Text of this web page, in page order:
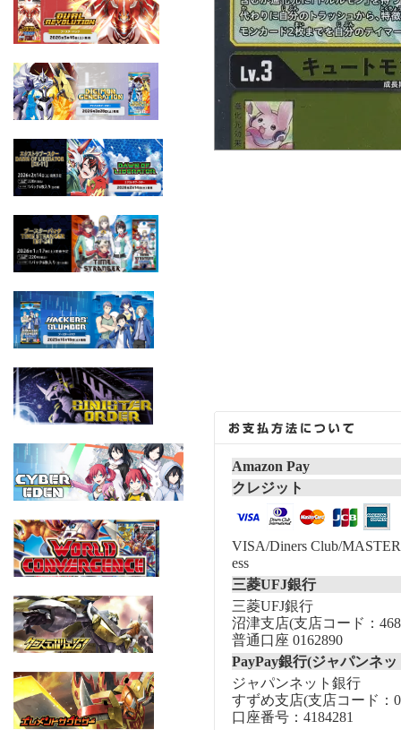
Amazon Pay
クレジット
VISA/Diners Club/
ess
三菱UFJ銀行
三菱UFJ銀行
沼津支店(支店コード：
普通口座 0162890
PayPay銀行(ジャパンネ
ジャパンネット銀行
すずめ支店(支店コード：
口座番号：4184281